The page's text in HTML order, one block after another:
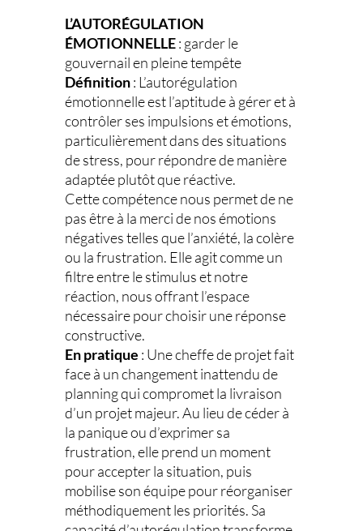
L’AUTORÉGULATION
ÉMOTIONNELLE: garder le
gouvernail en pleine tempête
Définition: L’autorégulation
émotionnelle est l’aptitude à gérer et à
contrôler ses impulsions et émotions,
particulièrement dans des situations
de stress, pour répondre de manière
adaptée plutôt que réactive.
Cette compétence nous permet de ne
pas être à la merci de nos émotions
négatives telles que l’anxiété, la colère
ou la frustration. Elle agit comme un
filtre entre le stimulus et notre
réaction, nous offrant l’espace
nécessaire pour choisir une réponse
constructive.
En pratique : Une cheffe de projet fait
face à un changement inattendu de
planning qui compromet la livraison
d’un projet majeur. Au lieu de céder à
la panique ou d’exprimer sa
frustration, elle prend un moment
pour accepter la situation, puis
mobilise son équipe pour réorganiser
méthodiquement les priorités. Sa